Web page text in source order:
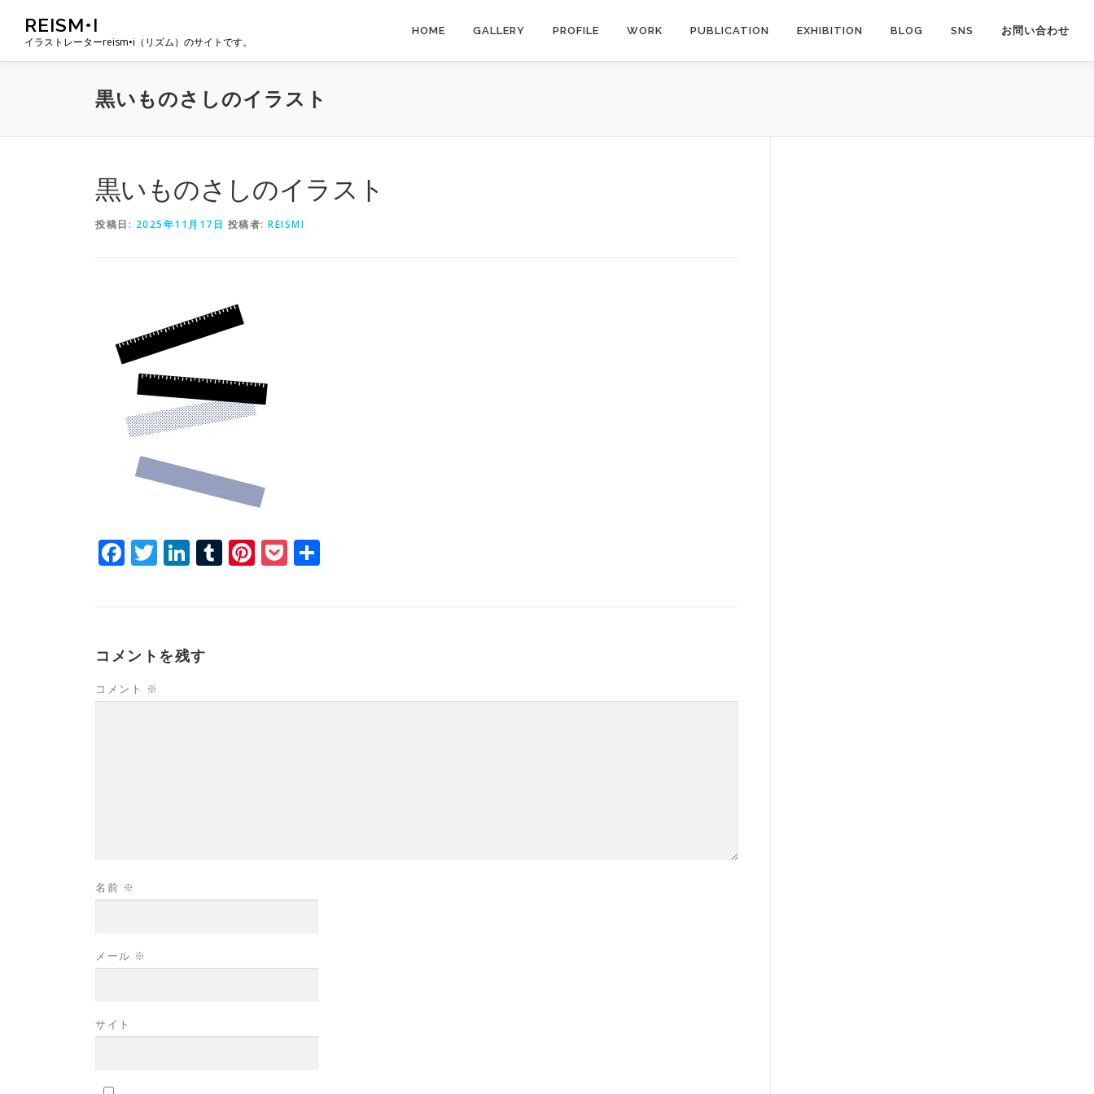
ン
REISM•I
イラストレーターreism•i（リズム）のサイトです。
HOME GALLERY PROFILE WORK PUBLICATION EXHIBITION BLOG SNS お問い合わせ
黒いものさしのイラスト
黒いものさしのイラスト
投稿日: 2025年11月17日 投稿者: REISMI
Facebook
Twitter
LinkedIn
Tumblr
Pinterest
Pocket
コメントを残す
コメント ※
名前 ※
メール ※
サイト